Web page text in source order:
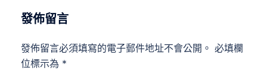
發佈留言
發佈留言必須填寫的電子郵件地址不會公開。 必填欄
位標示為 *